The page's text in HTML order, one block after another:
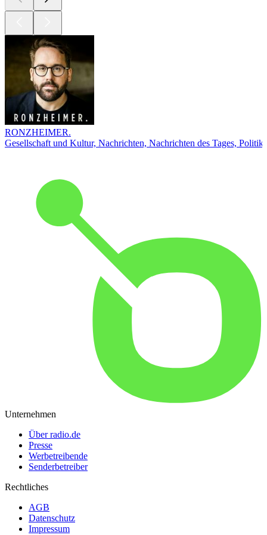
RONZHEIMER.
Gesellschaft und Kultur, Nachrichten, Nachrichten des Tages, Politik
Unternehmen
Über radio.de
Presse
Werbetreibende
Senderbetreiber
Rechtliches
AGB
Datenschutz
Impressum